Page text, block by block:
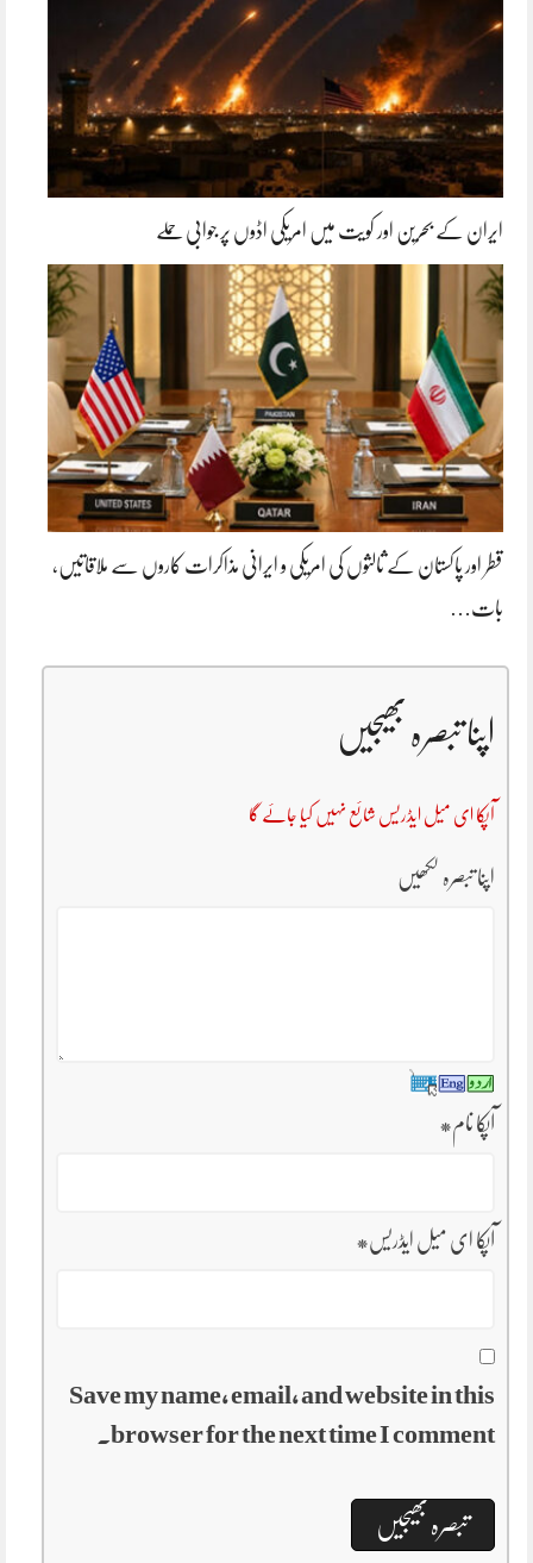
ایران کے بحرین اور کویت میں امریکی اڈوں پر جوابی حملے
قطر اور پاکستان کے ثالثوں کی امریکی و ایرانی مذاکرات کاروں سے ملاقاتیں،
بات…
اپنا تبصرہ بھیجیں
آپکا ای میل ایڈریس شائع نہیں کیا جائے گا
اپنا تبصرہ لکھیں
آپکا نام*
آپکا ای میل ایڈریس*
Save my name, email, and website in this
browser for the next time I comment.